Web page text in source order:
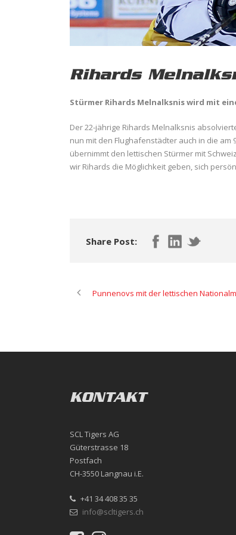
Rihards
Stürmer Rihards Melnalksnis wird mit
Der 22-jährige Rihards Melnalksnis
nun mit den Flughafenstädter auch in die
übernimmt den lettischen Stürmer mit
wir Rihards die Möglichkeit geben, sich
Share Post:
Punnenovs mit der lettischen
KONTAKT
SCL Tigers AG
Güterstrasse 18
Postfach
CH-3550 Langnau i.E.
+41 34 408 35 35
info@scltigers.ch